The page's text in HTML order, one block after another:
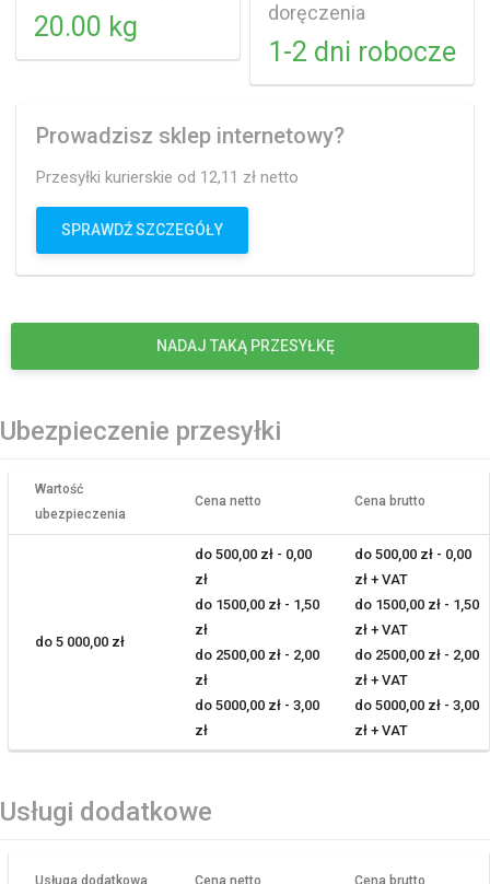
20.00 kg
doręczenia
1-2 dni robocze
Prowadzisz sklep internetowy?
Przesyłki kurierskie od 12,11 zł netto
SPRAWDŹ SZCZEGÓŁY
NADAJ TAKĄ PRZESYŁKĘ
Ubezpieczenie przesyłki
Wartość
ubezpieczenia
Cena netto Cena brutto
do 5 000,00 zł
do 500,00 zł - 0,00
zł
do 1500,00 zł - 1,50
zł
do 2500,00 zł - 2,00
zł
do 5000,00 zł - 3,00
zł
do 500,00 zł - 0,00
zł + VAT
do 1500,00 zł - 1,50
zł + VAT
do 2500,00 zł - 2,00
zł + VAT
do 5000,00 zł - 3,00
zł + VAT
Usługi dodatkowe
Usługa dodatkowa Cena netto Cena brutto